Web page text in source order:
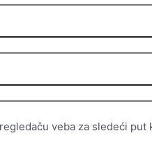
veba za sledeći put